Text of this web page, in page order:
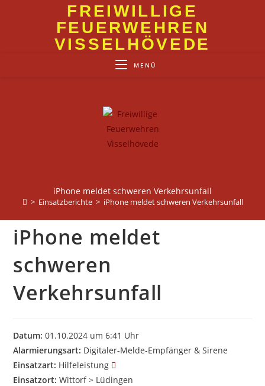
FREIWILLIGE
FEUERWEHREN
VISSELHÖVEDE
MENÜ
iPhone meldet schweren Verkehrsunfall
> Einsatzberichte > iPhone meldet schweren Verkehrsunfall
iPhone meldet
schweren
Verkehrsunfall
Datum: 01.10.2024 um 6:41 Uhr
Alarmierungsart: Digitaler-Melde-Empfänger & Sirene
Einsatzart: Hilfeleistung
Einsatzort: Wittorf > Lüdingen